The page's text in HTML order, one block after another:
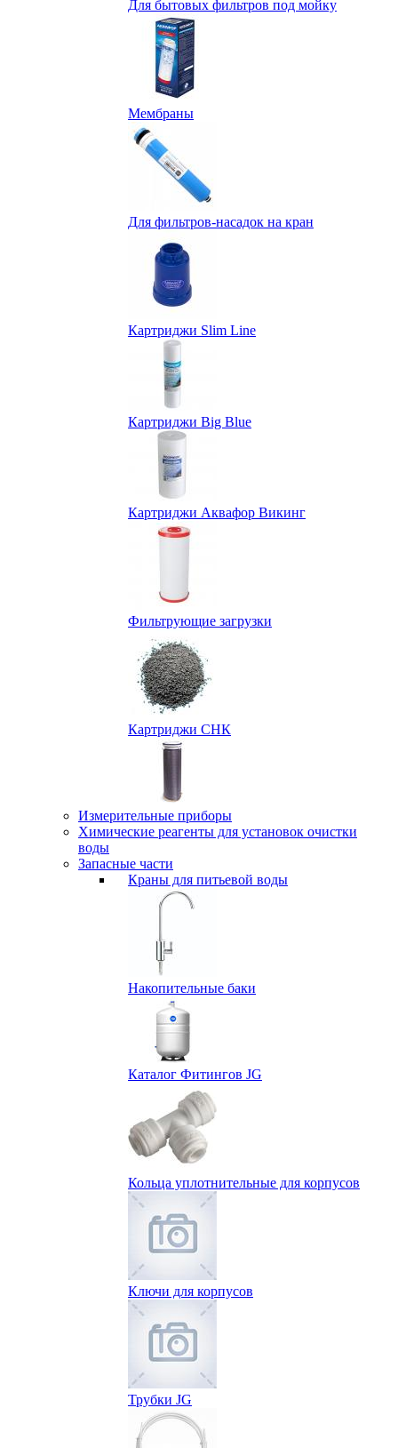
Для бытовых фильтров под мойку
Мембраны
Для фильтров-насадок на кран
Картриджи Slim Line
Картриджи Big Blue
Картриджи Аквафор Викинг
Фильтрующие загрузки
Картриджи СНК
Измерительные приборы
Химические реагенты для установок очистки
воды
Запасные части
Краны для питьевой воды
Накопительные баки
Каталог Фитингов JG
Кольца уплотнительные для корпусов
Ключи для корпусов
Трубки JG